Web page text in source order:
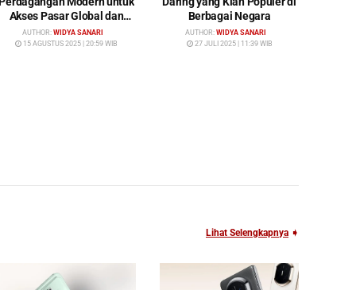
Akses Pasar Global dan
Investasi Cerdas
AUTHOR: WIDYA SANARI
15 AGUSTUS 2025 | 20:59 WIB
Berbagai Negara
AUTHOR: WIDYA SANARI
27 JULI 2025 | 11:39 WIB
Lihat Selengkapnya ➧